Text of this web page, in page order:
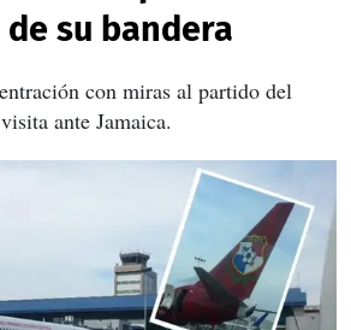
su bandera
con miras al partido del
ante Jamaica.